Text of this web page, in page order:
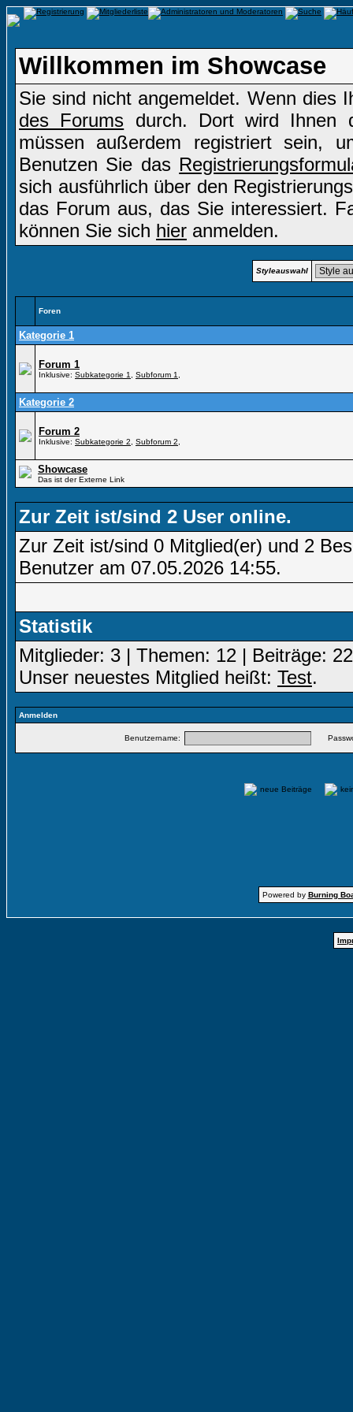
Willkommen im Showcase
Sie sind nicht angemeldet. Wenn
des Forums durch. Dort wird Ihnen
müssen außerdem registriert sein,
Benutzen Sie das
sich ausführlich über den
das Forum aus, das Sie interessiert.
können Sie sich hier anmelden.
Styleauswahl
Foren
Kategorie 1
Forum 1
Inklusive: Subkategorie 1 Subforum 1
Kategorie 2
Forum 2
Inklusive: Subkategorie 2 Subforum 2
Showcase
Das ist der Externe Link
Zur Zeit ist/sind 2 User online.
Zur Zeit ist/sind 0 Mitglied(er) und 2
Benutzer am 07.05.2026 14:55.
Statistik
Mitglieder: 3 | Themen: 12 | Beiträge:
Unser neuestes Mitglied heißt: Test.
Anmelden
Benutzername:
neue Beiträge
Powered by Burning